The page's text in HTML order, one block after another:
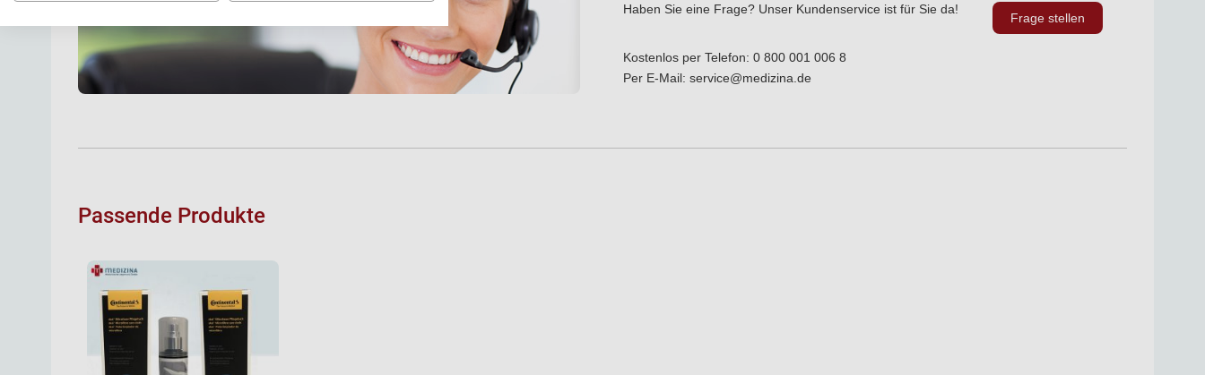
Haben Sie eine Frage? Unser Kundenservice ist für Sie da!
Kostenlos per Telefon:0 800 001 006 8
Per E-Mail:service@medizina.de
Frage stellen
Passende Produkte